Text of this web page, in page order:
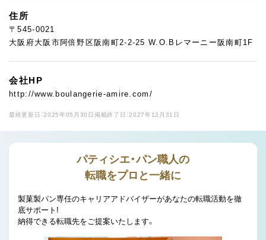
住所
〒545-0021
大阪府大阪市阿倍野区阪南町2-2-25 W.O.Bレマーニー阪南町1F
会社HP
http://www.boulangerie-amire.com/
最終更新日：2025年05月30日 掲載終了日：2027年12月31日
パティシエ・パン職人の
転職をプロと一緒に
製菓製パン専任のキャリアアドバイザーがあなたの転職活動を徹
底サポート!
納得できる転職先をご提案いたします。